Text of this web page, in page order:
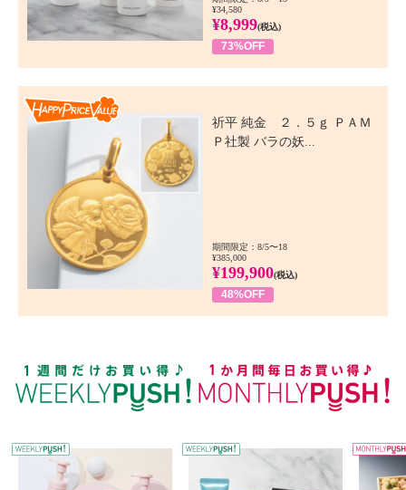
¥34,580
¥8,999(税込)
73%OFF
祈平 純金 ２．５ｇ ＰＡＭ
Ｐ社製 バラの妖...
期間限定：8/5〜18
¥385,000
¥199,900(税込)
48%OFF
WEEKLY PUSH